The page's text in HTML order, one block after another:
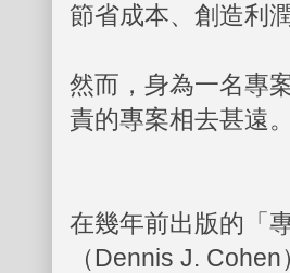
節省成本、創造利
然而，身為一名專
責的專案相去甚遠
在幾年前出版的「
（Dennis J.